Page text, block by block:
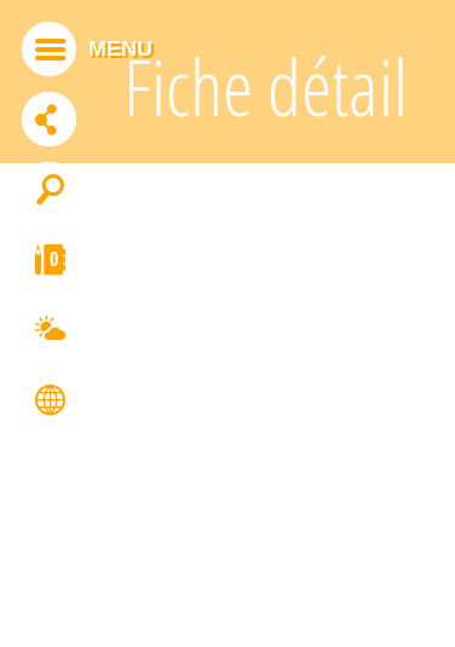
Fiche détail
MENU
ADDTHIS EST DÉSACTIVÉ. Autoriser
0
FRANÇAIS